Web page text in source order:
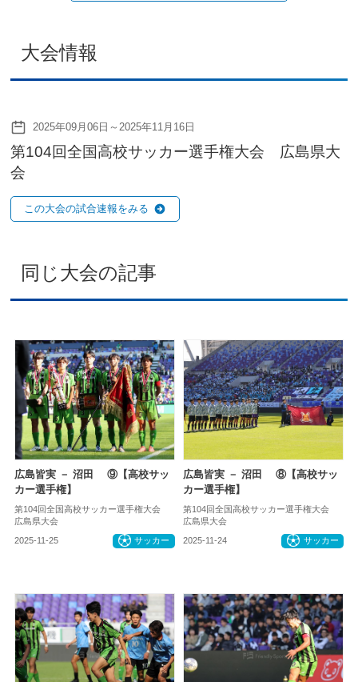
大会情報
2025年09月06日～2025年11月16日
第104回全国高校サッカー選手権大会 広島県大
会
この大会の試合速報をみる
同じ大会の記事
広島皆実 － 沼田 ⑨【高校サッ
カー選手権】
第104回全国高校サッカー選手権大会
広島県大会
2025-11-25 サッカー
広島皆実 － 沼田 ⑧【高校サッ
カー選手権】
第104回全国高校サッカー選手権大会
広島県大会
2025-11-24 サッカー